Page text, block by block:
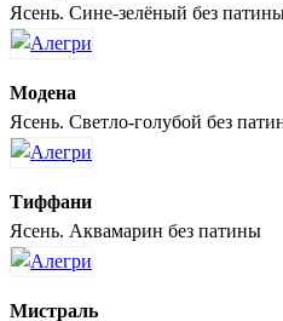
Ясень. Сине-зелёный без
Модена
Ясень. Светло-голубой без
Тиффани
Ясень. Аквамарин без патины
Мистраль